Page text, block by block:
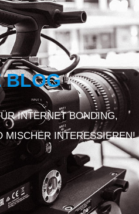
BLOG
INTERNET BONDING,
MISCHER INTERESSIEREN!